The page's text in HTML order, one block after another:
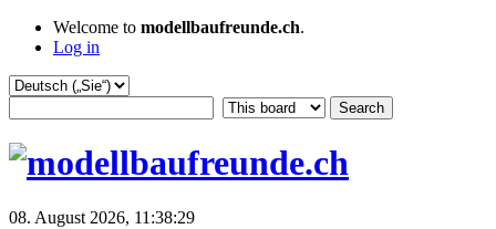
Welcome to modellbaufreunde.ch.
Log in
08. August 2026, 11:38:29